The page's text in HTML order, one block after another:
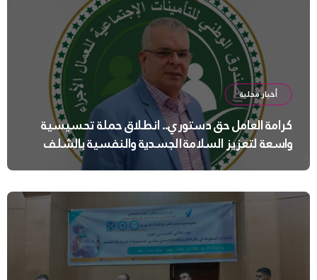
أخبار محلية
كرامة العامل حق دستوري.. انطلاق حملة تحسيسية
واسعة لتعزيز السلامة الجسدية والنفسية بالشلف